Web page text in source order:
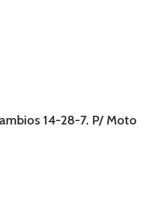
14-28-7. P/ Moto